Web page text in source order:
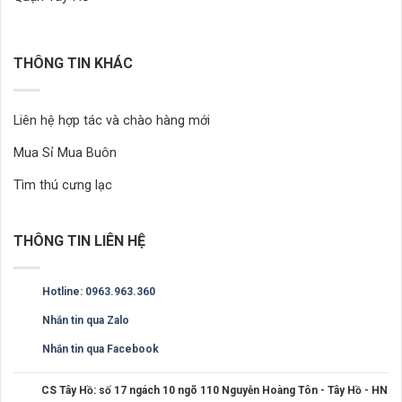
THÔNG TIN LIÊN HỆ
Hotline: 0963.963.360
Nhắn tin qua Zalo
Nhắn tin qua Facebook
CS Tây Hồ: số 17 ngách 10 ngõ 110 Nguyễn Hoàng Tôn - Tây Hồ - HN
THÔNG TIN KHÁC
Liên hệ hợp tác và chào hàng mới
Mua Sỉ Mua Buôn
Tìm thú cưng lạc